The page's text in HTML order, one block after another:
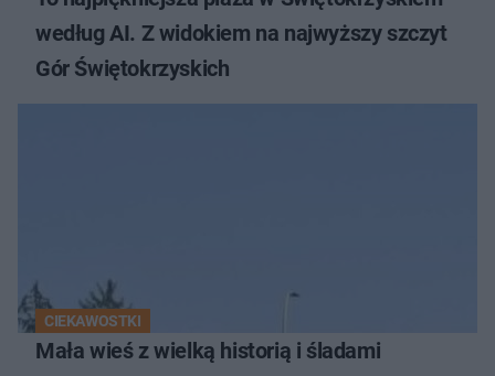
według AI. Z widokiem na najwyższy szczyt
Gór Świętokrzyskich
CIEKAWOSTKI
Mała wieś z wielką historią i śladami